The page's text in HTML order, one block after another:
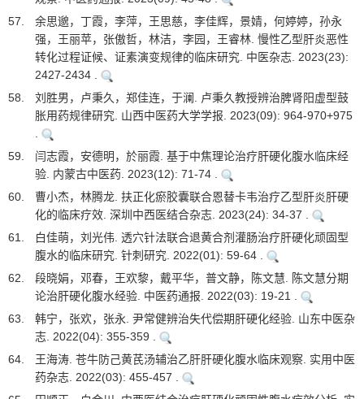
57.
余思邈，丁霞，李萍，王思慈，李佳辉，景婧，何婷婷，孙永
强，王丽苹，张傲哲，林洁，李园，王睿林. 慢性乙型肝炎恶性
转化过程证候、证素演变规律的临床研究. 中医杂志. 2023(23):
2427-2434 .
58.
刘胜男，卢秉久，郑佳连，于澜. 卢秉久教授辨治脾肾阳虚型鼓
胀用药规律研究. 山西中医药大学学报. 2023(09): 964-970+975
.
59.
闫志霞，安德明，於丽霞. 基于中焦理论治疗肝硬化腹水临床经
验. 内蒙古中医药. 2023(12): 71-74 .
60.
曹小杰，林腾龙. 扶正化瘀胶囊联合恩替卡韦治疗乙型肝炎肝硬
化的临床疗效. 深圳中西医结合杂志. 2023(24): 34-37 .
61.
白佳萌，刘光伟. 透穴针法联合退黄合剂灌肠治疗肝硬化顽固型
腹水的临床研究. 针刺研究. 2022(01): 59-64 .
62.
段晓娟，邓春，王欢黎，戴平华，普文静，陈文慧. 陈文慧分期
论治肝硬化腹水经验. 中医药通报. 2022(03): 19-21 .
63.
韩宁，张欢，张永. 尹常健辨治失代偿期肝硬化经验. 山东中医杂
志. 2022(04): 355-359 .
64.
王海涛. 苍牛防己黄芪汤辅治乙肝肝硬化腹水临床观察. 实用中医
药杂志. 2022(03): 455-457 .